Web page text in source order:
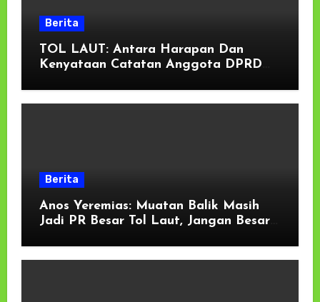
Berita
TOL LAUT: Antara Harapan Dan
Kenyataan Catatan Anggota DPRD
Berita
Anos Yeremias: Muatan Balik Masih
Jadi PR Besar Tol Laut, Jangan Besar